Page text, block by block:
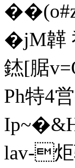
�jM韚
錰[腒
Ph特4
lav-